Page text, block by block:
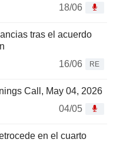
18/06
tras el acuerdo
16/06
RE
Call, May 04, 2026
04/05
en el cuarto